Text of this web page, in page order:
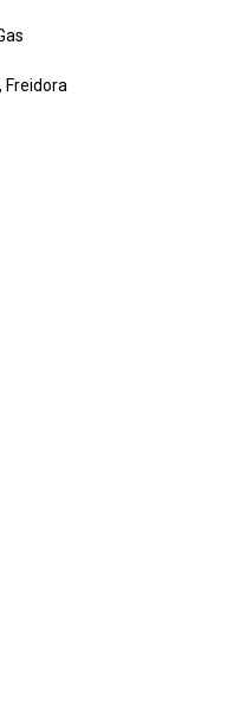
, Freidora